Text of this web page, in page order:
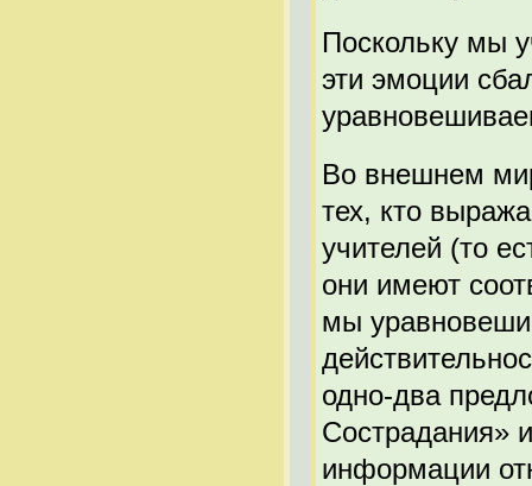
Поскольку мы
эти эмоции
Во внешнем
тех, кто
учителей (то
они имеют
мы
одно-два
Сострадания»
информации